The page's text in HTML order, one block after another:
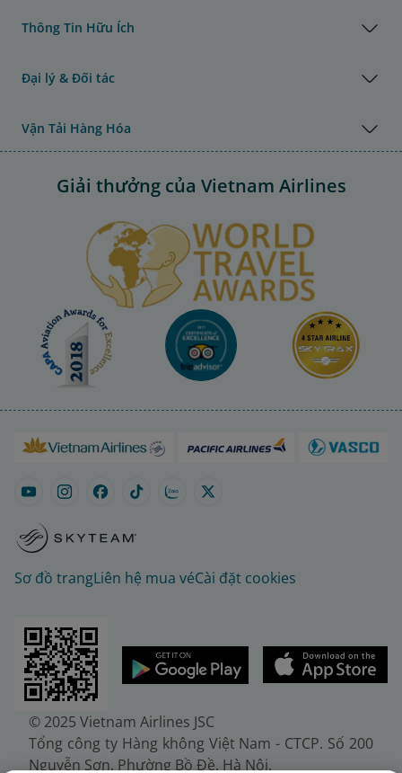
Thông Tin Hữu Ích
Đại lý & Đối tác
Vận Tải Hàng Hóa
Giải thưởng của Vietnam Airlines
Sơ đồ trangLiên hệ mua véCài đặt cookies
© 2025 Vietnam Airlines JSC
Tổng công ty Hàng không Việt Nam - CTCP. Số 200
Nguyễn Sơn, Phường Bồ Đề, Hà Nội.